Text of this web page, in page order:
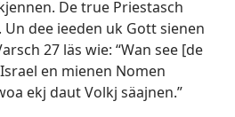
De true Priestasch
dee ieeden uk Gott sienen
27 läs wie: “Wan see [de
en mienen Nomen
ekj daut Volkj säajnen.”